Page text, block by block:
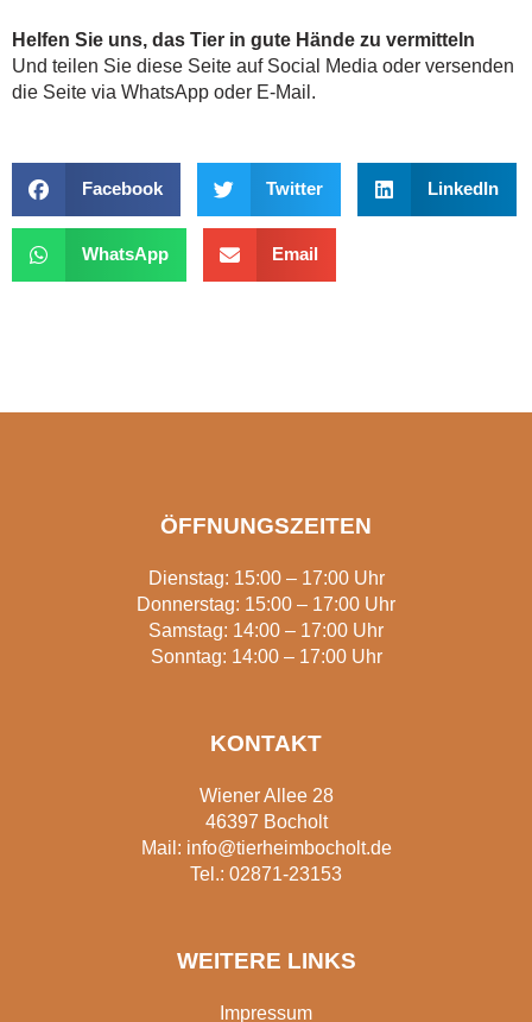
Helfen Sie uns, das Tier in gute Hände zu vermitteln
Und teilen Sie diese Seite auf Social Media oder versenden
die Seite via WhatsApp oder E-Mail.
Facebook Twitter LinkedIn
WhatsApp Email
ÖFFNUNGSZEITEN
Dienstag: 15:00 – 17:00 Uhr
Donnerstag: 15:00 – 17:00 Uhr
Samstag: 14:00 – 17:00 Uhr
Sonntag: 14:00 – 17:00 Uhr
KONTAKT
Wiener Allee 28
46397 Bocholt
Mail: info@tierheimbocholt.de
Tel.: 02871-23153
WEITERE LINKS
Impressum